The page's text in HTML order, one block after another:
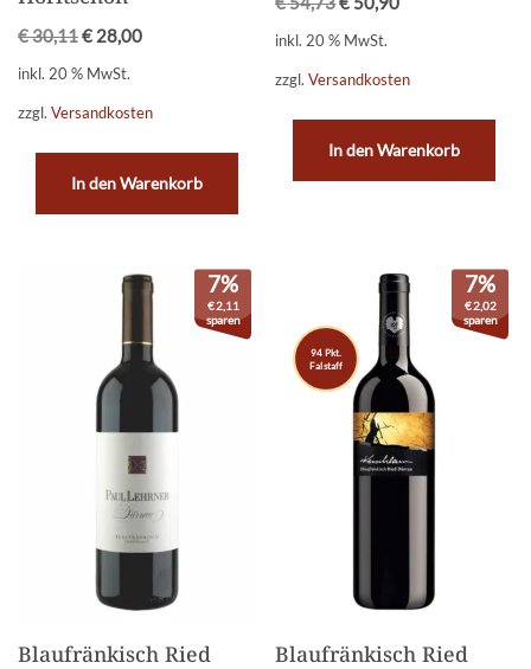
€30,11€ 28,00
inkl. 20 % MwSt.
zzgl. Versandkosten
In den Warenkorb
inkl. 20 % MwSt.
zzgl.Versandkosten
In den Warenkorb
7%
€2,11
sparen
Blaufränkisch Ried
94 Pkt.
Falstaff
7%
€2,02
sparen
Blaufränkisch Ried